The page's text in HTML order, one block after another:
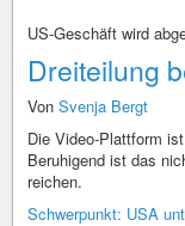
US-Geschäft wird
Dreiteilung
Von Svenja Bergt
Die Video-Plattform
Beruhigend ist das
reichen.
Schwerpunkt: USA